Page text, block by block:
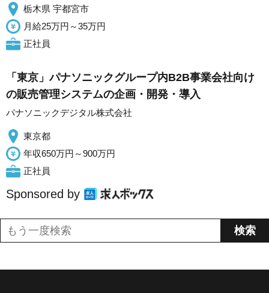
栃木県 宇都宮市
月給25万円～35万円
正社員
「東京」パナソニックグループ内B2B事業会社向け
の販売管理システムの企画・開発・導入
パナソニックデジタル株式会社
東京都
年収650万円～900万円
正社員
Sponsored by